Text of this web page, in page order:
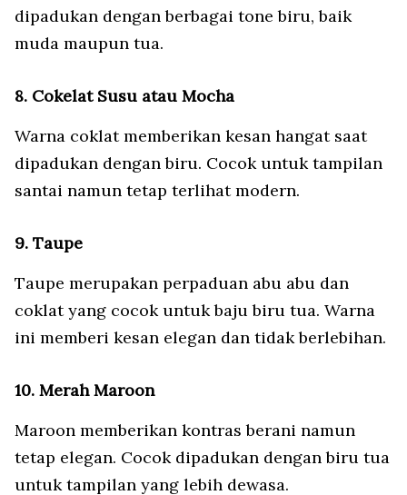
dipadukan dengan berbagai tone biru, baik
muda maupun tua.
8. Cokelat Susu atau Mocha
Warna coklat memberikan kesan hangat saat
dipadukan dengan biru. Cocok untuk tampilan
santai namun tetap terlihat modern.
9. Taupe
Taupe merupakan perpaduan abu abu dan
coklat yang cocok untuk baju biru tua. Warna
ini memberi kesan elegan dan tidak berlebihan.
10. Merah Maroon
Maroon memberikan kontras berani namun
tetap elegan. Cocok dipadukan dengan biru tua
untuk tampilan yang lebih dewasa.